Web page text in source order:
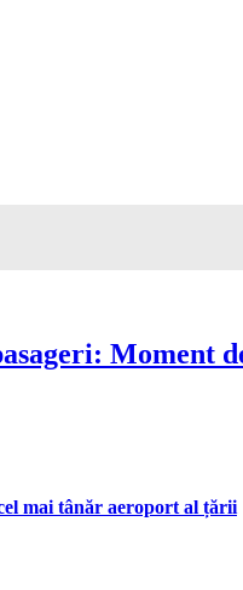
Moment
mai tânăr aeroport al țării